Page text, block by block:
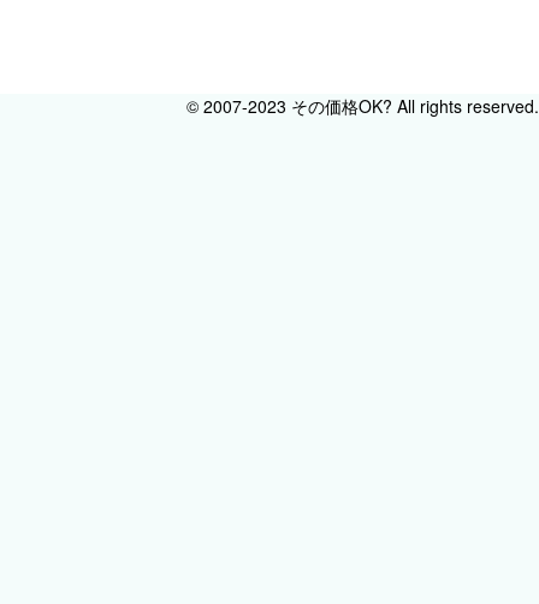
© 2007-2023 その価格OK? All rights reserved.